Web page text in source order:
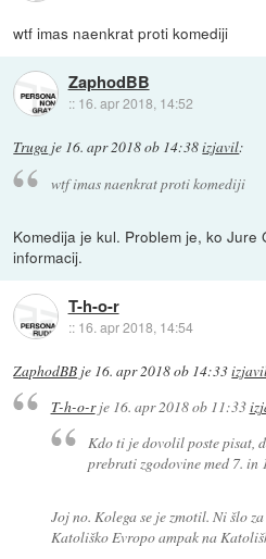
wtf imas naenkrat proti komediji
ZaphodBB
:: 16. apr 2018, 14:52
Truga je 16. apr 2018 ob 14:38izjavil:
wtf imas naenkrat proti komediji
Komedija je kul. Problem je, ko
informacij.
T-h-o-r
:: 16. apr 2018, 14:54
ZaphodBB je 16. apr 2018 ob 14:33
T-h-o-rje 16. apr 2018 ob 11:33
Kdo ti je dovolil poste pisat,
prebrati zgodovine med 7. in
Joj no. Kolega se je zmotil. Ni šlo
Katoliško Evropo ampak na